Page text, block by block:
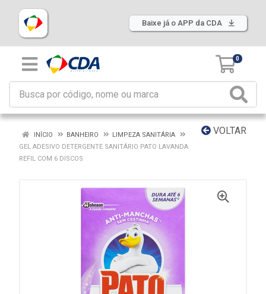
Baixe já o APP da CDA
0
VOLTAR
INÍCIO BANHEIRO
LIMPEZA SANITÁRIA
GEL ADESIVO DETERGENTE SANITÁRIO PATO LAVANDA
REFIL COM 6 DISCOS